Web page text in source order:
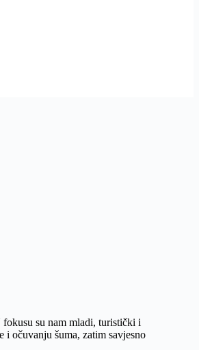
fokusu su nam mladi, turistički i
očuvanju šuma, zatim savjesno